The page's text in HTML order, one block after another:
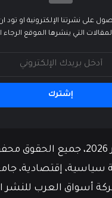
على نشرتنا الإلكترونية او تود
التي ينشرها الموقع الرجاء
© حقوق النشر 2026، جميع
سياسية، إقتصادية،
أسواق العرب للنشر